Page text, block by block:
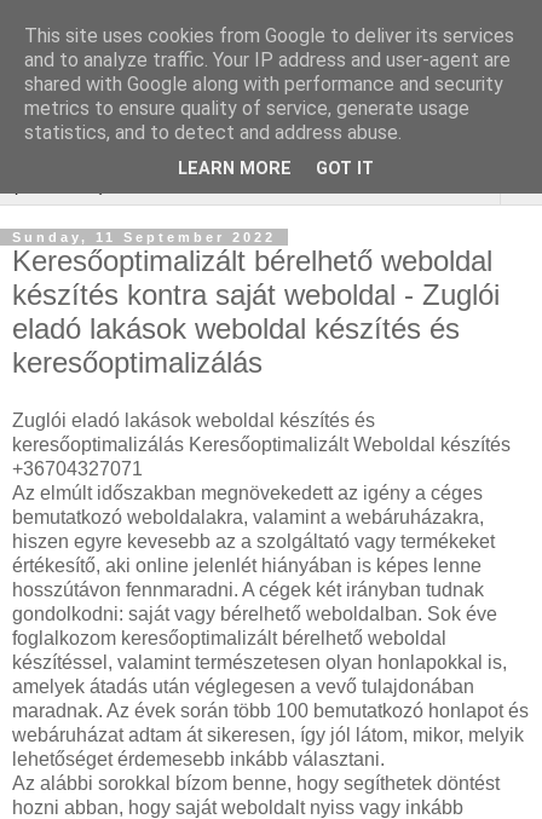
Online marketing - Teljes
körű marketing megoldások
Sunday, 11 September 2022
Keresőoptimalizált bérelhető weboldal
készítés kontra saját weboldal - Zuglói
eladó lakások weboldal készítés és
keresőoptimalizálás
Zuglói eladó lakások weboldal készítés és
keresőoptimalizálás Keresőoptimalizált Weboldal készítés
+36704327071
Az elmúlt időszakban megnövekedett az igény a céges
bemutatkozó weboldalakra, valamint a webáruházakra,
hiszen egyre kevesebb az a szolgáltató vagy termékeket
értékesítő, aki online jelenlét hiányában is képes lenne
hosszútávon fennmaradni. A cégek két irányban tudnak
gondolkodni: saját vagy bérelhető weboldalban. Sok éve
foglalkozom keresőoptimalizált bérelhető weboldal
készítéssel, valamint természetesen olyan honlapokkal is,
amelyek átadás után véglegesen a vevő tulajdonában
maradnak. Az évek során több 100 bemutatkozó honlapot és
webáruházat adtam át sikeresen, így jól látom, mikor, melyik
lehetőséget érdemesebb inkább választani.
Az alábbi sorokkal bízom benne, hogy segíthetek döntést
hozni abban, hogy saját weboldalt nyiss vagy inkább
This site uses cookies from Google to deliver its services
and to analyze traffic. Your IP address and user-agent are
shared with Google along with performance and security
metrics to ensure quality of service, generate usage
statistics, and to detect and address abuse.
LEARN MORE GOT IT